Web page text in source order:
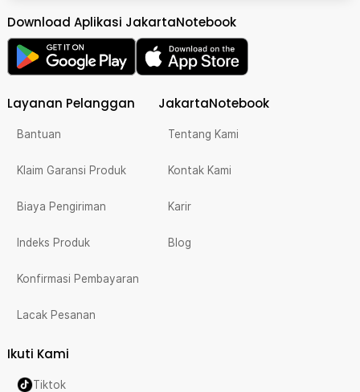
Download Aplikasi JakartaNotebook
Layanan Pelanggan
Bantuan
Klaim Garansi Produk
Biaya Pengiriman
Indeks Produk
Konfirmasi Pembayaran
Lacak Pesanan
JakartaNotebook
Tentang Kami
Kontak Kami
Karir
Blog
Ikuti Kami
Tiktok